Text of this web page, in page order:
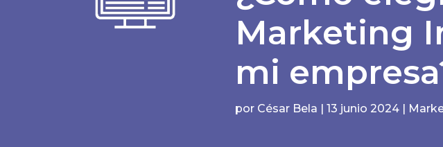
Marketing
mi
por César Bela |13 junio 2024 |